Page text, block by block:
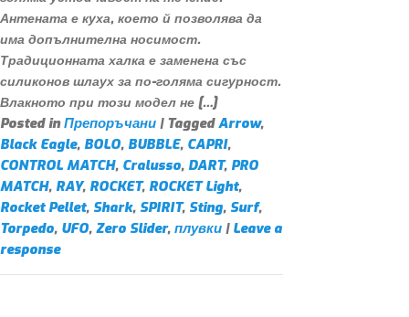
Антената е куха, което й позволява да
има допълнителна носимост.
Традиционната халка е заменена със
силиконов шлаух за по-голяма сигурност.
Влакното при този модел не […]
Posted inПрепоръчани | TaggedArrow,
Black Eagle, BOLO, BUBBLE, CAPRI,
CONTROL MATCH, Cralusso, DART, PRO
MATCH, RAY, ROCKET, ROCKET Light,
Rocket Pellet, Shark, SPIRIT, Sting, Surf,
Torpedo, UFO, Zero Slider, плувки | Leave a
response